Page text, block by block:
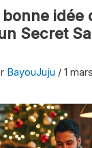
idée
Secret
BayouJuju / 1